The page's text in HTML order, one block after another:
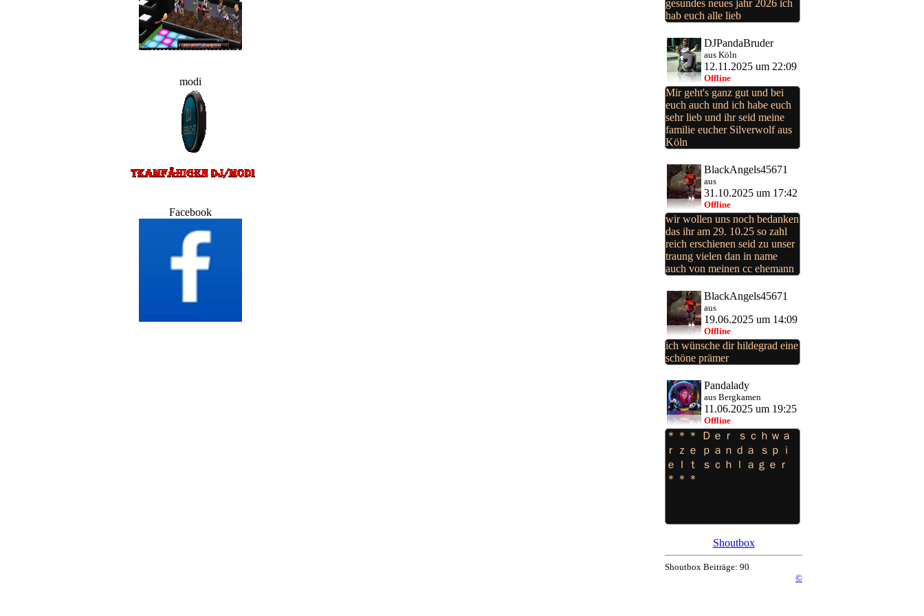
modi
Facebook
gesundes neues jahr 2026 ich
hab euch alle lieb
DJPandaBruder
aus Köln
12.11.2025 um 22:09
Offline
Mir geht's ganz gut und bei
euch auch und ich habe euch
sehr lieb und ihr seid meine
familie eucher Silverwolf aus
Köln
BlackAngels45671
aus
31.10.2025 um 17:42
Offline
wir wollen uns noch bedanken
das ihr am 29. 10.25 so zahl
reich erschienen seid zu unser
traung vielen dan in name
auch von meinen cc ehemann
BlackAngels45671
aus
19.06.2025 um 14:09
Offline
ich wünsche dir hildegrad eine
schöne prämer
Pandalady
aus Bergkamen
11.06.2025 um 19:25
Offline
＊＊＊ Ｄｅｒ ｓｃｈｗａ
ｒｚｅ ｐａｎｄａ ｓｐｉ
ｅｌｔ ｓｃｈｌａｇｅｒ
＊＊＊
Shoutbox
Shoutbox Beiträge: 90
©